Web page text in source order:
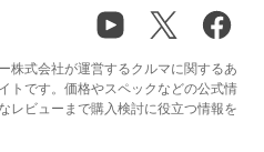
株式会社が運営するクルマに関するあ
トです。価格やスペックなどの公式情
レビューまで購入検討に役立つ情報を